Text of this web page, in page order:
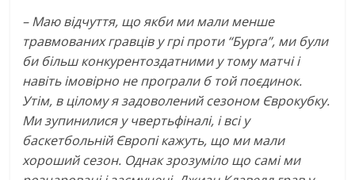
– Маю відчуття, що якби ми мали менше
травмованих гравців у грі проти “Бурга”, ми були
би більш конкурентоздатними у тому матчі і
навіть імовірно не програли б той поєдинок.
Утім, в цілому я задоволений сезоном Єврокубку.
Ми зупинилися у чвертьфіналі, і всі у
баскетбольній Європі кажуть, що ми мали
хороший сезон. Однак зрозуміло що самі ми